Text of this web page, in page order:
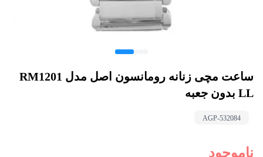
ساعت مچی زنانه رومانسون اصل مدل RM1201
LL بدون جعبه
AGP-532084
ناموجود